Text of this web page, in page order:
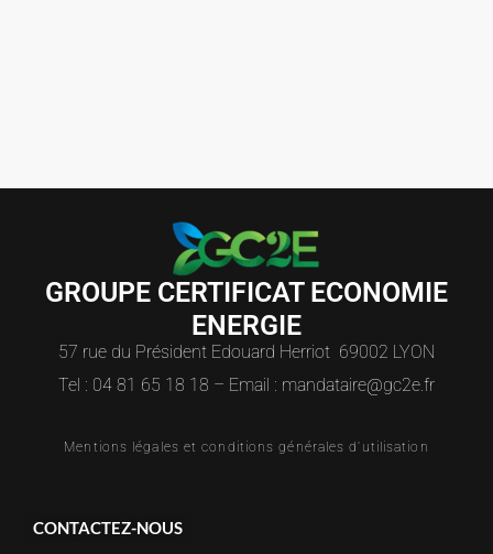
GROUPE CERTIFICAT ECONOMIE
ENERGIE
57 rue du Président Edouard Herriot 69002 LYON
Tel : 04 81 65 18 18 – Email : mandataire@gc2e.fr
Mentions légales et conditions générales d'utilisation
CONTACTEZ-NOUS